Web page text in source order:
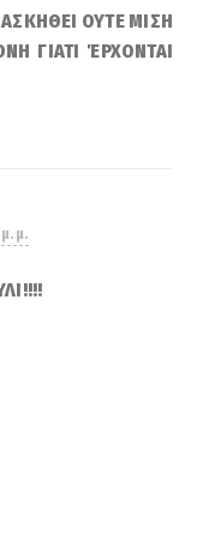
ΟΥΤΕ ΜΙΣΗ
ΓΙΑΤΙ ΈΡΧΟΝΤΑΙ
μ.μ.